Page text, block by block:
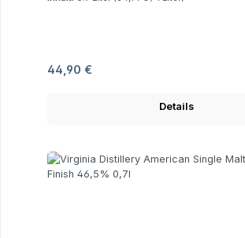
Regulärer Preis:
44,90 €
Details